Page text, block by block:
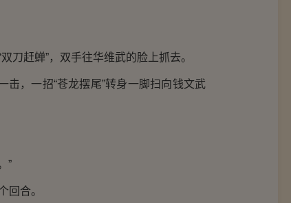
赶蝉”，双手往华维武的脸上抓去。
，一招“苍龙摆尾”转身一脚扫向钱文武
”
合。